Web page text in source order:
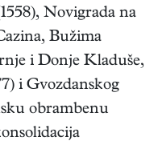
Novigrada na
Bužima
i Donje Kladuše,
i Gvozdanskog
obrambenu